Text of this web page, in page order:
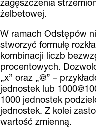
zagęszczenia
żelbetowej.
W ramach Odstępów
stworzyć formułę
kombinacji liczb
procentowych.
„x” oraz „@” –
jednostek lub
1000 jednostek
jednostek. Z kolei
wartość zmienną.